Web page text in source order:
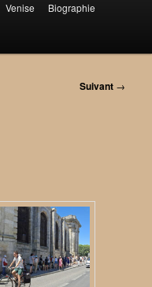
Venise Biographie
Suivant →